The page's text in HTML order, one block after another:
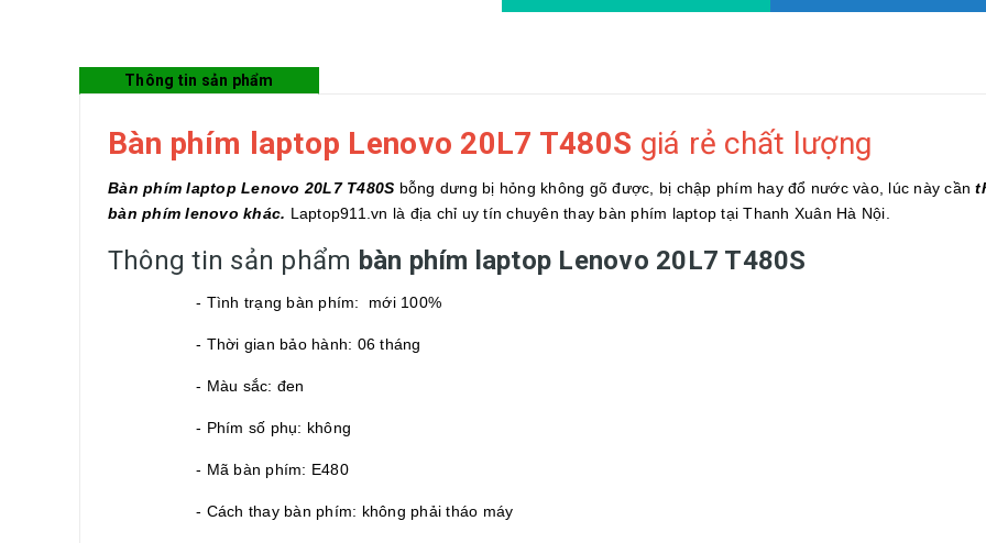
Thông tin sản phẩm
Bàn phím laptop Lenovo 20L7 T480S giá rẻ chất lượng
Bàn phím laptop Lenovo 20L7 T480S bỗng dưng bị hỏng không gõ được, bị chập phím hay đổ nước vào, lúc này cần
bàn phím lenovo khác. Laptop911.vn là địa chỉ uy tín chuyên thay bàn phím laptop tại Thanh Xuân Hà Nội.
Thông tin sản phẩm bàn phím laptop Lenovo 20L7 T480S
- Tình trạng bàn phím: mới 100%
- Thời gian bảo hành: 06 tháng
- Màu sắc: đen
- Phím số phụ: không
- Mã bàn phím: E480
- Cách thay bàn phím: không phải tháo máy